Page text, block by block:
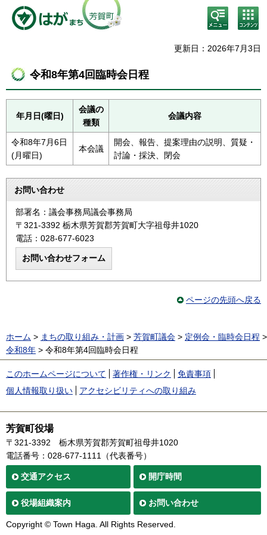
検
索・
メニ
コン
テン
ニュ
更新日：2026年7月3日
令和8年第4回臨時会日程
年月日(曜日)
会議の
種類
会議内容
令和8年7月6日
(月曜日)
本会議
開会、報告、提案理由の説明、質疑・
討論・採決、閉会
お問い合わせ
部署名：議会事務局議会事務局
〒321-3392 栃木県芳賀郡芳賀町大字祖母井1020
電話：028-677-6023
ページの先頭へ戻る
ホーム > まちの取り組み・計画 > 芳賀町議会 > 定例会・臨時会日程 >
令和8年 > 令和8年第4回臨時会日程
このホームページについて 著作権・リンク
免責事項
個人情報取り扱い
アクセシビリティへの取り組み
芳賀町役場
〒321-3392
栃木県芳賀郡芳賀町祖母井1020
電話番号：028-677-1111（代表番号）
交通アクセス 開庁時間
役場組織案内 お問い合わせ
Copyright © Town Haga. All Rights Reserved.